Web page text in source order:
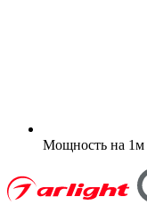
Мощность на 1м